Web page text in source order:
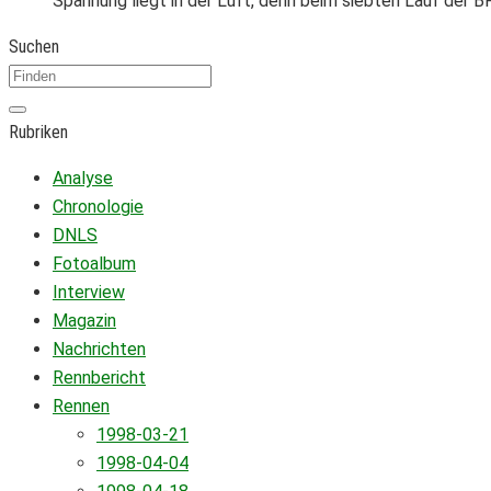
Suchen
Rubriken
Analyse
Chronologie
DNLS
Fotoalbum
Interview
Magazin
Nachrichten
Rennbericht
Rennen
1998-03-21
1998-04-04